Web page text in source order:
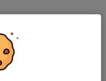
ONSDAGEN FÖRE
15/4.